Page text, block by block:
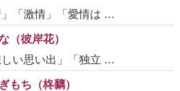
「激情」「愛情は …
（彼岸花）
い思い出」「独立 …
もち（柊黐）